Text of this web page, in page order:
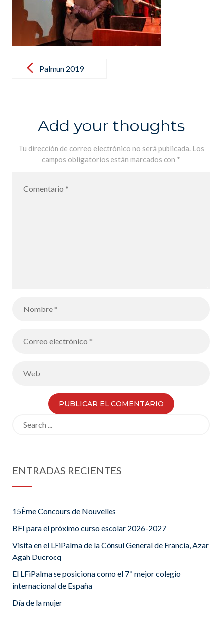
navigationPalmun 2019
Add your thoughts
Tu dirección de correo electrónico no será publicada. Los
campos obligatorios están marcados con *
ENTRADAS RECIENTES
15Ème Concours de Nouvelles
BFI para el próximo curso escolar 2026-2027
Visita en el LFiPalma de la Cónsul General de Francia, Azar
Agah Ducrocq
El LFiPalma se posiciona como el 7º mejor colegio
internacional de España
Día de la mujer